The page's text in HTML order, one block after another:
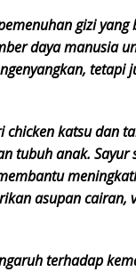
gizi
daya manusia
tetapi
katsu dan
tubuh anak.
asupan cairan,
terhadap